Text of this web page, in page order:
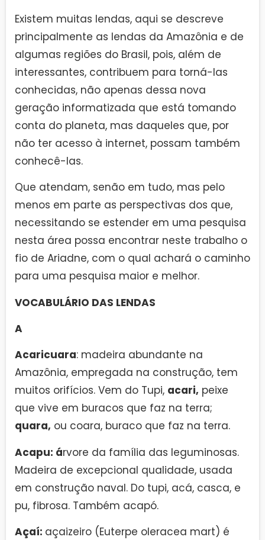
Existem muitas lendas, aqui se descreve
principalmente as lendas da Amazônia e de
algumas regiões do Brasil, pois, além de
interessantes, contribuem para torná-las
conhecidas, não apenas dessa nova
geração informatizada que está tomando
conta do planeta, mas daqueles que, por
não ter acesso à internet, possam também
conhecê-las.
Que atendam, senão em tudo, mas pelo
menos em parte as perspectivas dos que,
necessitando se estender em uma pesquisa
nesta área possa encontrar neste trabalho o
fio de Ariadne, com o qual achará o caminho
para uma pesquisa maior e melhor.
VOCABULÁRIO DAS LENDAS
A
Acaricuara: madeira abundante na
Amazônia, empregada na construção, tem
muitos orifícios. Vem do Tupi, acari, peixe
que vive em buracos que faz na terra;
quara, ou coara, buraco que faz na terra.
Acapu: árvore da família das leguminosas.
Madeira de excepcional qualidade, usada
em construção naval. Do tupi, acá, casca, e
pu, fibrosa. Também acapó.
Açaí: açaizeiro (Euterpe oleracea mart) é